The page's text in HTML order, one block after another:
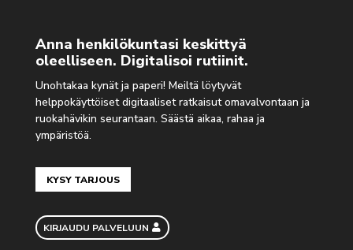
Anna henkilökuntasi keskittyä
oleelliseen. Digitalisoi rutiinit.
Unohtakaa kynät ja paperi! Meiltä löytyvät
helppokäyttöiset digitaaliset ratkaisut omavalvontaan ja
ruokahävikin seurantaan. Säästä aikaa, rahaa ja
ympäristöä.
KYSY TARJOUS
KIRJAUDU PALVELUUN